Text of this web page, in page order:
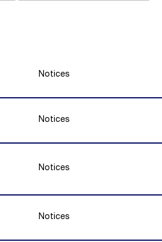
Notices
Notices
Notices
Notices